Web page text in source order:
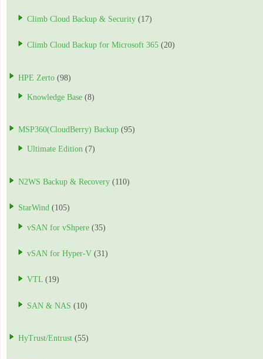
Climb Cloud Backup & Security (17)
Climb Cloud Backup for Microsoft 365 (20)
HPE Zerto (98)
Knowledge Base (8)
MSP360(CloudBerry) Backup (95)
Ultimate Edition (7)
N2WS Backup & Recovery (110)
StarWind (105)
vSAN for vShpere (35)
vSAN for Hyper-V (31)
VTL (19)
SAN & NAS (10)
HyTrust/Entrust (55)